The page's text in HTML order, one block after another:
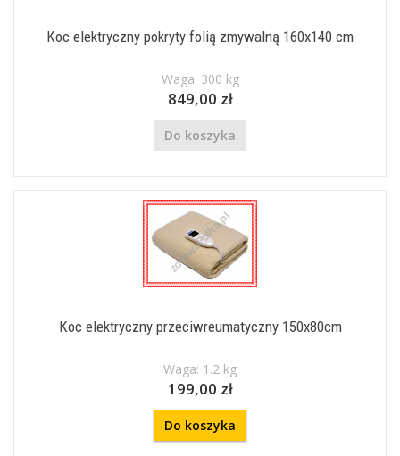
Koc elektryczny pokryty folią zmywalną 160x140 cm
Waga: 300 kg
849,00 zł
Do koszyka
Koc elektryczny przeciwreumatyczny 150x80cm
Waga: 1.2 kg
199,00 zł
Do koszyka